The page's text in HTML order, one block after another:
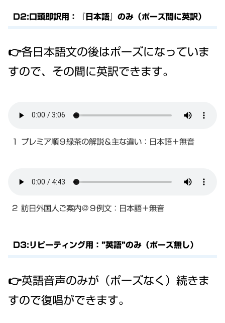
D2:口頭即訳用：『日本語』のみ（ポーズ間に英訳）
👉各日本語文の後はポーズになっていま
すので、その間に英訳できます。
１ プレミア順９緑茶の解説＆主な違い：日本語＋無音
２ 訪日外国人ご案内＠９例文：日本語＋無音
D3:リピーティング用：”英語”のみ（ポーズ無し）
👉英語音声のみが（ポーズなく）続きま
すので復唱ができます。